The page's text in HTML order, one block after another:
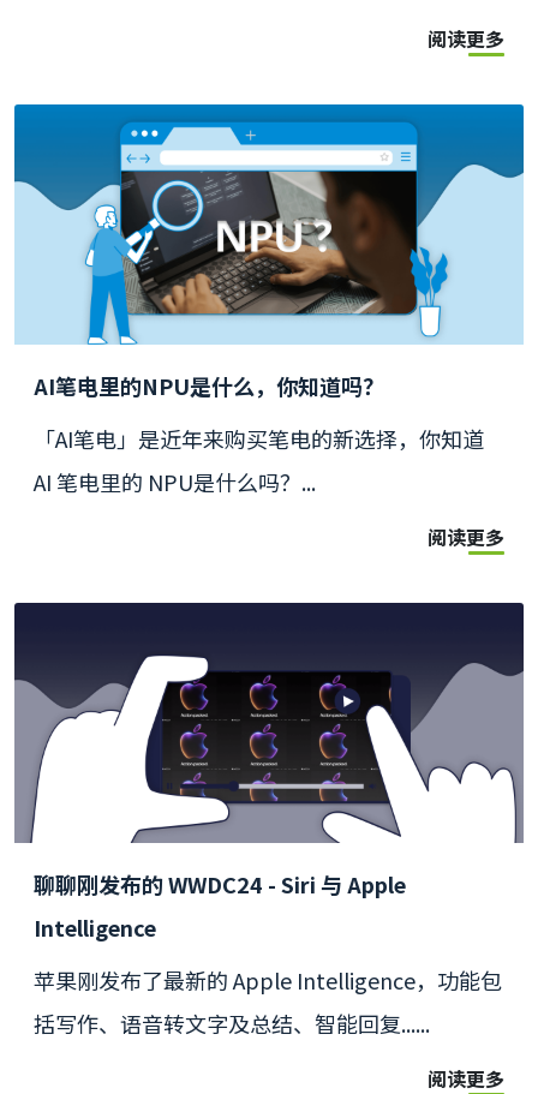
阅读更多
AI笔电里的NPU是什么，你知道吗？
「AI笔电」是近年来购买笔电的新选择，你知道
AI 笔电里的 NPU是什么吗？...
阅读更多
聊聊刚发布的 WWDC24 - Siri 与 Apple
Intelligence
苹果刚发布了最新的 Apple Intelligence，功能包
括写作、语音转文字及总结、智能回复......
阅读更多